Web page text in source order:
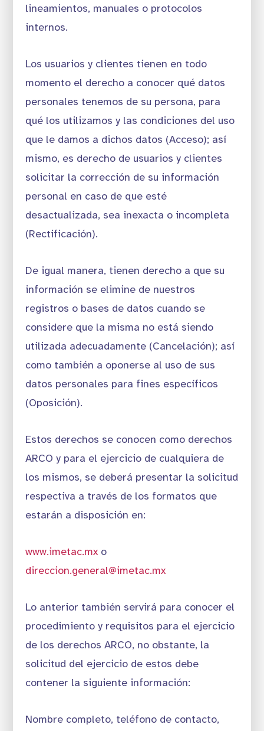
lineamientos, manuales o protocolos
internos.
Los usuarios y clientes tienen en todo
momento el derecho a conocer qué datos
personales tenemos de su persona, para
qué los utilizamos y las condiciones del uso
que le damos a dichos datos (Acceso); así
mismo, es derecho de usuarios y clientes
solicitar la corrección de su información
personal en caso de que esté
desactualizada, sea inexacta o incompleta
(Rectificación).
De igual manera, tienen derecho a que su
información se elimine de nuestros
registros o bases de datos cuando se
considere que la misma no está siendo
utilizada adecuadamente (Cancelación); así
como también a oponerse al uso de sus
datos personales para fines específicos
(Oposición).
Estos derechos se conocen como derechos
ARCO y para el ejercicio de cualquiera de
los mismos, se deberá presentar la solicitud
respectiva a través de los formatos que
estarán a disposición en:
www.imetac.mxo
direccion.general@imetac.mx
Lo anterior también servirá para conocer el
procedimiento y requisitos para el ejercicio
de los derechos ARCO, no obstante, la
solicitud del ejercicio de estos debe
contener la siguiente información:
Nombre completo, teléfono de contacto,